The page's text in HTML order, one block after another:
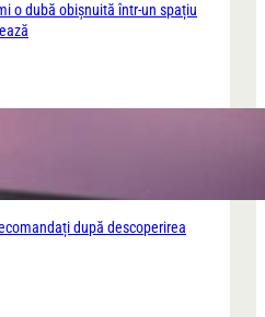
o dubă obișnuită într-un spațiu
după descoperirea